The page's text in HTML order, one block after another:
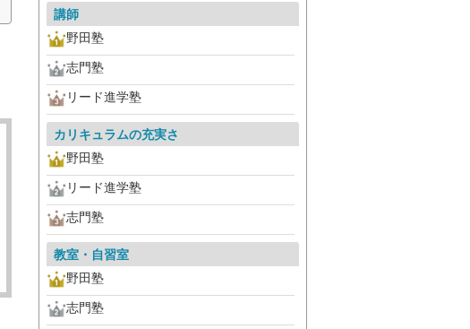
講師
野田塾
志門塾
リード進学塾
カリキュラムの充実さ
野田塾
リード進学塾
志門塾
教室・自習室
野田塾
志門塾